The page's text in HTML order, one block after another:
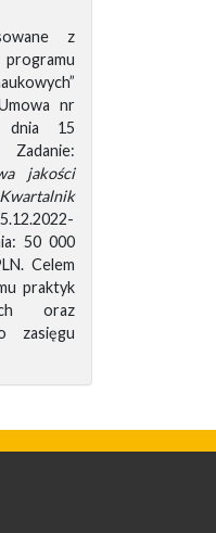
z
nr
dnia 15
jakości
50 000
Celem
praktyk
oraz
zasięgu